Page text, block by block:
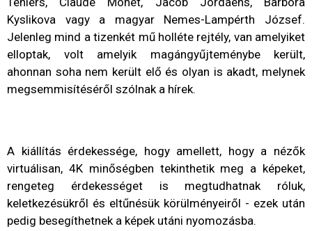
Kyslikova vagy a magyar Nemes-Lampérth József.
Jelenleg mind a tizenkét mű holléte rejtély, van amelyiket
elloptak, volt amelyik magángyűjteménybe került,
ahonnan soha nem került elő és olyan is akadt, melynek
megsemmisítéséről szólnak a hírek.
A kiállítás érdekessége, hogy amellett, hogy a nézők
virtuálisan, 4K minőségben tekinthetik meg a képeket,
rengeteg érdekességet is megtudhatnak róluk,
keletkezésükről és eltűnésük körülményeiről - ezek után
pedig besegíthetnek a képek utáni nyomozásba.